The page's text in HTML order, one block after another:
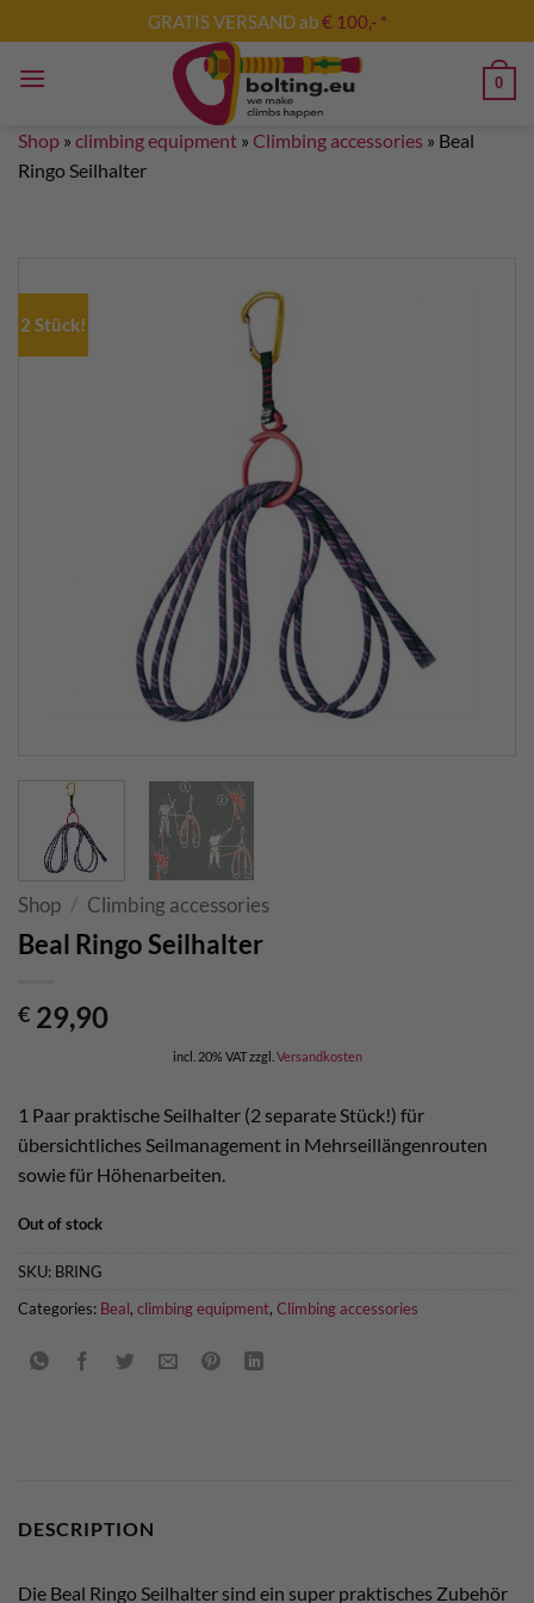
to
content
GRATIS VERSAND ab€ 100,- *
0
Shop » climbing equipment » Climbing accessories » Beal
Ringo Seilhalter
2 Stück!
Shop / Climbing accessories
Beal Ringo Seilhalter
€ 29,90
incl. 20% VATzzgl. Versandkosten
1 Paar praktische Seilhalter (2 separate Stück!) für
übersichtliches Seilmanagement in Mehrseillängenrouten
sowie für Höhenarbeiten.
Out of stock
SKU: BRING
Categories: Beal, climbing equipment, Climbing accessories
DESCRIPTION
Die Beal Ringo Seilhalter sind ein super praktisches Zubehör